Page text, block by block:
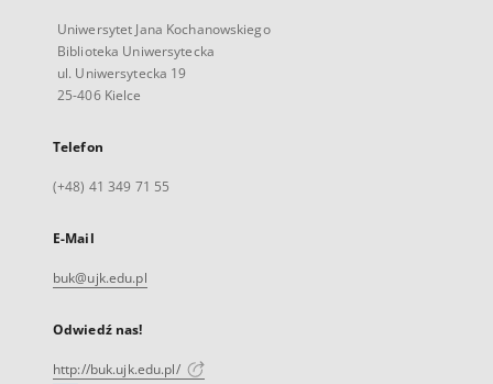
Uniwersytet Jana Kochanowskiego
Biblioteka Uniwersytecka
ul. Uniwersytecka 19
25-406 Kielce
Telefon
(+48) 41 349 71 55
E-Mail
buk@ujk.edu.pl
Odwiedź nas!
http://buk.ujk.edu.pl/